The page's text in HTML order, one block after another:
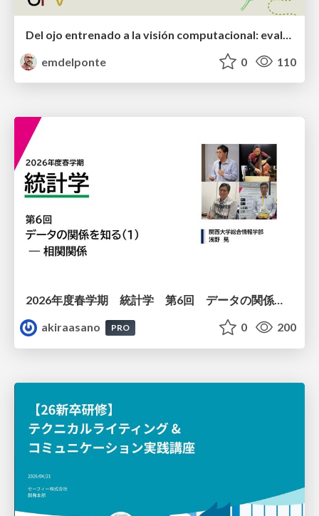
emdelponte
0 110
2026年度春学期 統計学 第6回 データの関係を知る（１）ー 相関関係 (2026. 5. 14)
akiraasano
PRO 0 200